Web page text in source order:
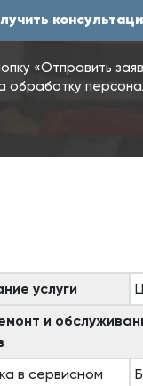
«Отправить
обработку
услуги
и
в сервисном